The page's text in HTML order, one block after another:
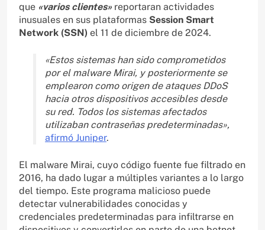
que «varios clientes» reportaran actividades
inusuales en sus plataformas Session Smart
Network (SSN) el 11 de diciembre de 2024.
«Estos sistemas han sido comprometidos
por el malware Mirai, y posteriormente se
emplearon como origen de ataques DDoS
hacia otros dispositivos accesibles desde
su red. Todos los sistemas afectados
utilizaban contraseñas predeterminadas»,
afirmó Juniper.
El malware Mirai, cuyo código fuente fue filtrado en
2016, ha dado lugar a múltiples variantes a lo largo
del tiempo. Este programa malicioso puede
detectar vulnerabilidades conocidas y
credenciales predeterminadas para infiltrarse en